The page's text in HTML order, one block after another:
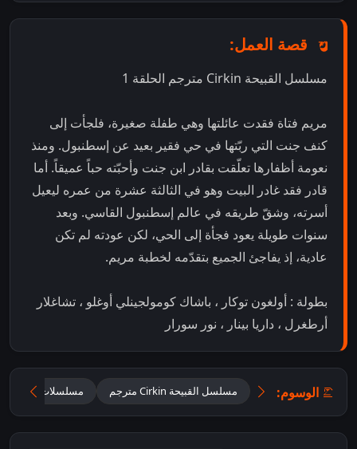
قصة العمل:
مسلسل القبيحة Cirkin مترجم الحلقة 1
مريم فتاة فقدت عائلتها وهي طفلة صغيرة، فلجأت إلى
كنف جنت التي ربّتها في حي فقير بعيد عن إسطنبول. ومنذ
نعومة أظفارها تعلّقت بقادر ابن جنت وأحبّته حباً عميقاً. أما
قادر فقد غادر البيت وهو في الثالثة عشرة من عمره ليعيل
أسرته، وشقّ طريقه في عالم إسطنبول القاسي. وبعد
سنوات طويلة يعود فجأة إلى الحي، لكن عودته لم تكن
عادية، إذ يفاجئ الجميع بتقدّمه لخطبة مريم.
بطولة : أولغون توكار ، باشاك كومولجينلي أوغلو ، تشاغلار
أرطغرل ، داريا بينار ، نور سورار
الوسوم: مسلسل القبيحة Cirkin مترجم مسلسلات تركية